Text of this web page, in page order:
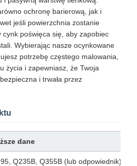
ochronę barierową, jak i
jeśli powierzchnia zostanie
poświęca się, aby zapobiec
Wybierając nasze ocynkowane
potrzebę częstego malowania,
życia i zapewniasz, że Twoja
i trwała przez
dane
Q235B, Q355B (lub odpowiednik)